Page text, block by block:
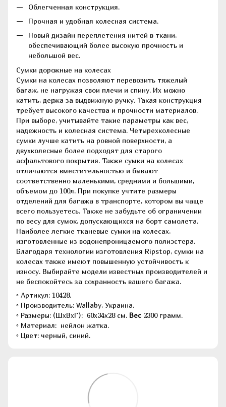
Облегченная конструкция.
Прочная и удобная колесная система.
Новый дизайн переплетения нитей в ткани,
обеспечивающий более высокую прочность и
небольшой вес.
Сумки дорожные на колесах
Сумки на колесах позволяют перевозить тяжелый
багаж, не нагружая свои плечи и спину. Их можно
катить, держа за выдвижную ручку. Такая конструкция
требует высокого качества и прочности материалов.
При выборе, учитывайте такие параметры как вес,
надежность и колесная система. Четырехколесные
сумки лучше катить на ровной поверхности, а
двухколесные более подходят для старого
асфальтового покрытия. Также сумки на колесах
отличаются вместительностью и бывают
соответственно маленькими, средними и большими,
объемом до 100л. При покупке учтите размеры
отделений для багажа в транспорте, котором вы чаще
всего пользуетесь. Также не забудьте об ограничении
по весу для сумок, допускающихся на борт самолета.
Наиболее легкие тканевые сумки на колесах,
изготовленные из водонепроницаемого полиэстера.
Благодаря технологии изготовления Ripstop, сумки на
колесах также имеют повышенную устойчивость к
износу. Выбирайте модели известных производителей и
не беспокойтесь за сохранность вашего багажа.
◦ Артикул: 10428.
◦ Производитель: Wallaby, Украина.
◦ Размеры: (ШхВхГ): 60x34x28 см. Вес 2300 грамм.
◦ Материал: нейлон жатка.
◦ Цвет: черный, синий.